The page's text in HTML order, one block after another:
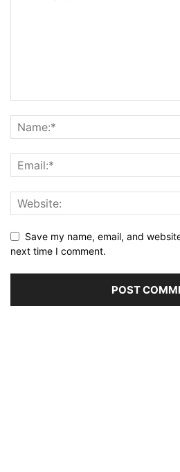
Save my name, email, and
next time I comment.